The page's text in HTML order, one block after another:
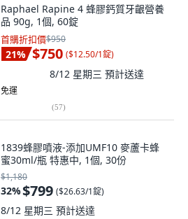
Raphael Rapine 4 蜂膠鈣質牙齦營養
品 90g, 1個, 60錠
首購折扣價$950
21% $750 ($12.50/1錠)
8/12 星期三 預計送達
免運
(57)
1839蜂膠噴液-添加UMF10 麥蘆卡蜂
蜜30ml/瓶 特惠中, 1個, 30份
$1,180
32%$799 ($26.63/1錠)
8/12 星期三 預計送達